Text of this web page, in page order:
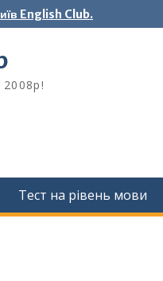
English Club.
Тест на рівень мови